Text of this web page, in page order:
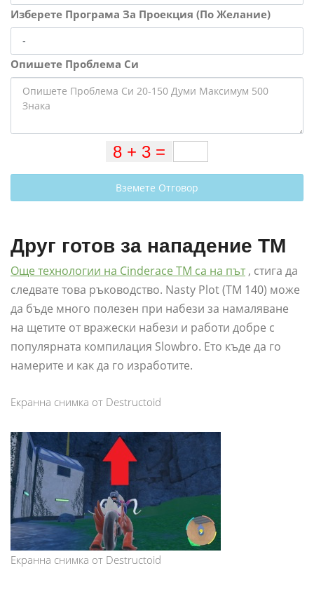
Изберете Програма За Проекция (По Желание)
Опишете Проблема Си
Вземете Отговор
Друг готов за нападение TM
Още технологии на Cinderace TM са на път, стига да
следвате това ръководство. Nasty Plot (TM 140) може
да бъде много полезен при набези за намаляване
на щетите от вражески набези и работи добре с
популярната компилация Slowbro. Ето къде да го
намерите и как да го изработите.
Екранна снимка от Destructoid
Екранна снимка от Destructoid